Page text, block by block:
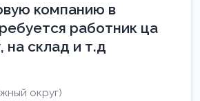
компанию в
работник ца
на склад и т.д
округ)